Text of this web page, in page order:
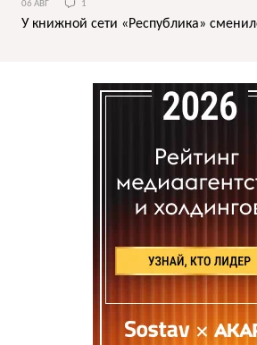
06 АВГ 1
У книжной сети «Республика»